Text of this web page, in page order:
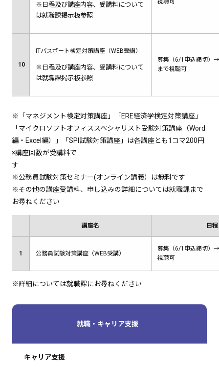
※日程及び講座内容、受講料について
は就職課掲示板参照
視聴可
10
ITパスポート検定対策講座（WEB受講）
※日程及び講座内容、受講料について
は就職課掲示板参照
募集（6/1申込締切）
まで視聴可
※「マネジメント検定対策講座」「ERE経済学検定対策講座」
「マイクロソフトオフィススペシャリスト受験対策講座（Word
編・Excel編）」「SPI試験対策講座」は各講座とも1コマ200円
×講座回数が受講料で
※公務員試験対策セミナー(オンライン講義）は無料です
※その他の講座受講料、申し込みの詳細については就職課まで
お尋ねください
講座名 日程
1 公務員試験対策講座（WEB受講）
募集（6/1申込締切）
視聴可
※詳細については就職課にお尋ねください
就職・キャリア支援
キャリア支援